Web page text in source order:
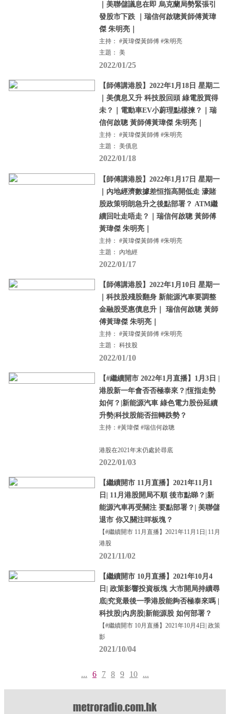
｜美聯儲議息在即 烏克蘭局勢緊張引
發股市下跌 ｜瑞信何啟聰黃師傅黃瑋
傑 朱明亮｜
主持： #黃瑋傑黃師傅 #朱明亮
主題： 美
2022/01/25
【師傅講港股】2022年1月18日 星期二
｜美債息又升 科技股回頭 綠電股買得
未？｜電動車EV小蔚理點樣揀？｜瑞
信何啟聰 黃師傅黃瑋傑 朱明亮｜
主持： #黃瑋傑黃師傅 #朱明亮
主題： 美債息
2022/01/18
【師傅講港股】2022年1月17日 星期一
｜內地經濟數據差恒指高開低走 濠賭
股政策明朗急升之後點部署？ ATM繼
續回吐走唔走？｜瑞信何啟聰 黃師傅
黃瑋傑 朱明亮｜
主持： #黃瑋傑黃師傅 #朱明亮
主題： 內地經
2022/01/17
【師傅講港股】2022年1月10日 星期一
｜科技股殘股翻身 新能源汽車要調整
金融股受惠債息升｜ 瑞信何啟聰 黃師
傅黃瑋傑 朱明亮｜
主持： #黃瑋傑黃師傅 #朱明亮
主題： 科技股
2022/01/10
【#繼續開市 2022年1月直播】1月3日 |
港股新一年會否否極泰來？|恆指走勢
如何？|新能源汽車 綠色電力股份延續
升勢|科技股能否扭轉跌勢？
主持：#黃瑋傑 #瑞信何啟聰
港股在2021年末仍處於尋底
2022/01/03
【繼續開市 11月直播】2021年11月1
日| 11月港股開局不順 後市點睇？|新
能源汽車再受關注 要點部署？| 美聯儲
退市 你又關注咩板塊？
【#繼續開市 11月直播】2021年11月1日| 11月
港股
2021/11/02
【繼續開市 10月直播】2021年10月4
日| 政策影響投資板塊 大市開局持續尋
底|究竟最後一季港股能夠否極泰來嗎 |
科技股|內房股|新能源股 如何部署？
【#繼續開市 10月直播】2021年10月4日| 政策
影
2021/10/04
... 6 7 8 9 10 ...